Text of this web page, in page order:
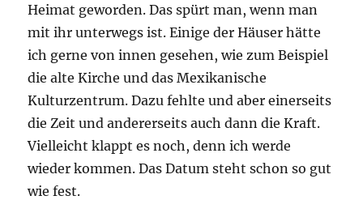
Heimat geworden. Das spürt man, wenn man
mit ihr unterwegs ist. Einige der Häuser hätte
ich gerne von innen gesehen, wie zum Beispiel
die alte Kirche und das Mexikanische
Kulturzentrum. Dazu fehlte und aber einerseits
die Zeit und andererseits auch dann die Kraft.
Vielleicht klappt es noch, denn ich werde
wieder kommen. Das Datum steht schon so gut
wie fest.